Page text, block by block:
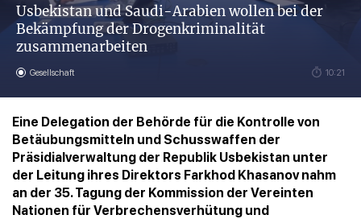
Usbekistan und Saudi-Arabien wollen bei der
Bekämpfung der Drogenkriminalität
zusammenarbeiten
Gesellschaft 10:21
Eine Delegation der Behörde für die Kontrolle von
Betäubungsmitteln und Schusswaffen der
Präsidialverwaltung der Republik Usbekistan unter
der Leitung ihres Direktors Farkhod Khasanov nahm
an der 35. Tagung der Kommission der Vereinten
Nationen für Verbrechensverhütung und